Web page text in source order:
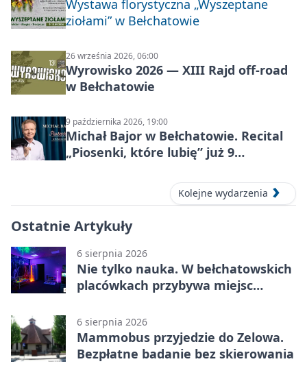
Wystawa florystyczna „Wyszeptane
ziołami” w Bełchatowie
26 września 2026, 06:00
Wyrowisko 2026 — XIII Rajd off‑road
w Bełchatowie
9 października 2026, 19:00
Michał Bajor w Bełchatowie. Recital
„Piosenki, które lubię” już 9
Kolejne wydarzenia
Ostatnie Artykuły
6 sierpnia 2026
Nie tylko nauka. W bełchatowskich
placówkach przybywa miejsc
6 sierpnia 2026
Mammobus przyjedzie do Zelowa.
Bezpłatne badanie bez skierowania